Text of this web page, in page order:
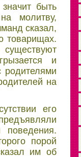
быть
молитву,
сказал,
товарищах.
и
родителями
на
его
поведения.
порой
им об